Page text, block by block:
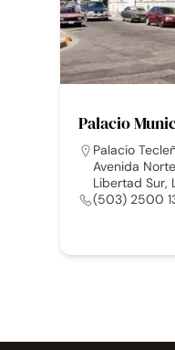
Palacio
Palacio
Avenida
Libertad Sur,
(503) 2500